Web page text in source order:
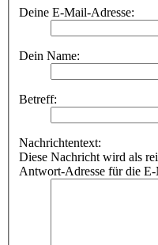
Deine E-Mail-Adresse:
Dein Name:
Betreff:
Nachrichtentext:
Diese Nachricht wird als
Antwort-Adresse für die